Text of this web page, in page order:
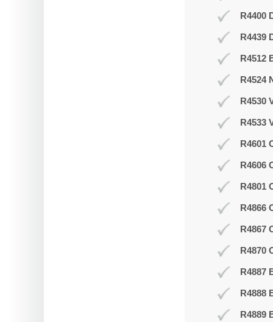
R4400
R4439
R4512
R4524
R4530
R4533
R4601
R4606
R4801
R4866
R4867
R4870
R4887
R4888
R4889